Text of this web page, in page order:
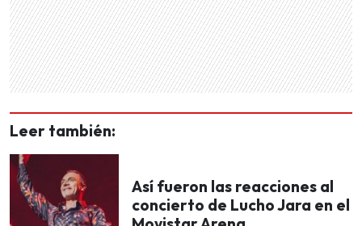
Leer también:
Así fueron las reacciones al
concierto de Lucho Jara en el